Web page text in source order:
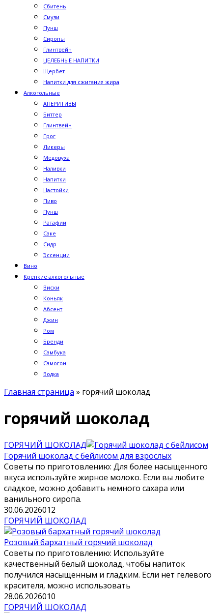
Сбитень
Смузи
Пунш
Сиропы
Глинтвейн
ЦЕЛЕБНЫЕ НАПИТКИ
Щербет
Напитки для сжигания жира
Алкогольные
АПЕРИТИВЫ
Биттер
Глинтвейн
Грог
Ликеры
Медовуха
Наливки
Напитки
Настойки
Пиво
Пунш
Ратафии
Саке
Сидр
Эссенции
Вино
Крепкие алкогольные
Виски
Коньяк
Абсент
Джин
Ром
Бренди
Самбука
Самогон
Водка
Главная страница » горячий шоколад
горячий шоколад
ГОРЯЧИЙ ШОКОЛАД
Горячий шоколад с бейлисом для взрослых
Советы по приготовлению: Для более насыщенного
вкуса используйте жирное молоко. Если вы любите
сладкое, можно добавить немного сахара или
ванильного сиропа.
30.06.2026012
ГОРЯЧИЙ ШОКОЛАД
Розовый бархатный горячий шоколад
Советы по приготовлению: Используйте
качественный белый шоколад, чтобы напиток
получился насыщенным и гладким. Если нет гелевого
красителя, можно использовать
28.06.2026010
ГОРЯЧИЙ ШОКОЛАД